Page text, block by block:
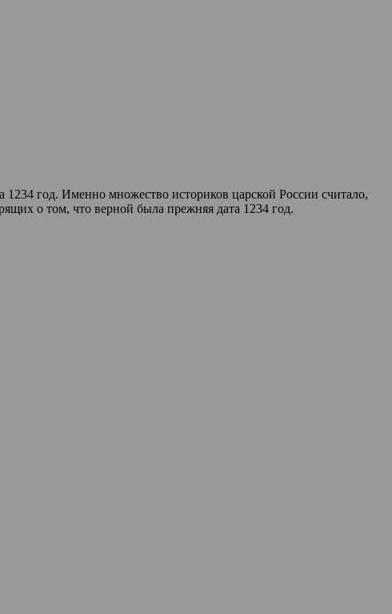
год. Именно множество историков царской России считало,
о том, что верной была прежняя дата 1234 год.